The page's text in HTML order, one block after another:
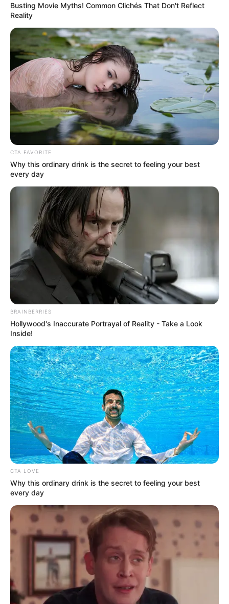
Busting Movie Myths! Common Clichés That Don't Reflect
Reality
CTA FAVORITE
Why this ordinary drink is the secret to feeling your best
every day
BRAINBERRIES
Hollywood's Inaccurate Portrayal of Reality - Take a Look
Inside!
CTA LOVE
Why this ordinary drink is the secret to feeling your best
every day